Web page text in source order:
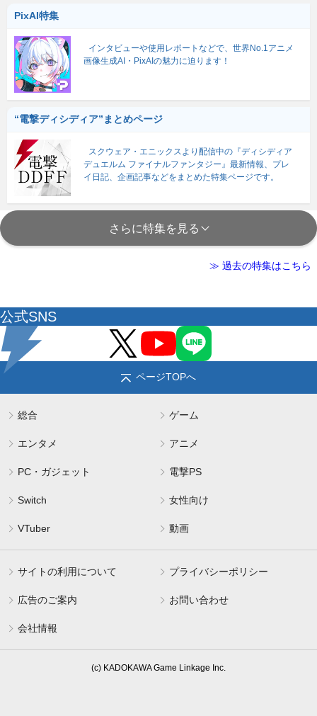
PixAI特集
インタビューや使用レポートなどで、世界No.1アニメ
画像生成AI・PixAIの魅力に迫ります！
“電撃ディシディア”まとめページ
スクウェア・エニックスより配信中の『ディシディア
デュエルム ファイナルファンタジー』最新情報、プレ
イ日記、企画記事などをまとめた特集ページです。
さらに特集を見る
≫ 過去の特集はこちら
公式SNS
ページTOPへ
総合 ゲーム
エンタメ アニメ
PC・ガジェット 電撃PS
Switch 女性向け
VTuber 動画
サイトの利用について プライバシーポリシー
広告のご案内 お問い合わせ
会社情報
(c) KADOKAWA Game Linkage Inc.